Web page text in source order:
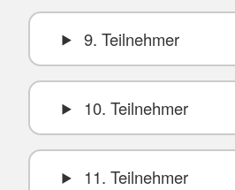
9. Teilnehmer
10. Teilnehmer
11. Teilnehmer